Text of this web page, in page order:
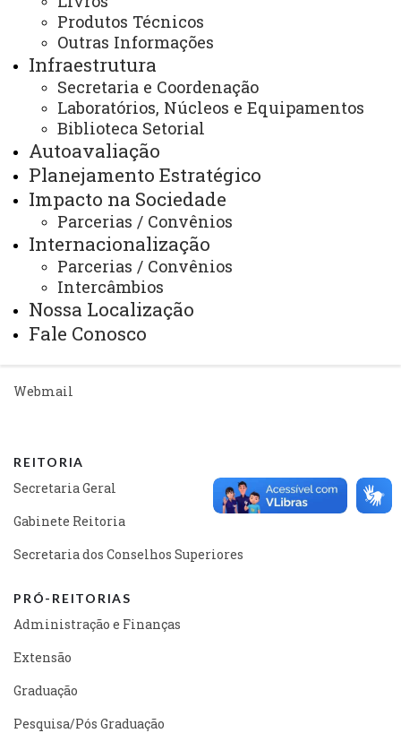
Produtos Técnicos
Outras Informações
Infraestrutura
Secretaria e Coordenação
Laboratórios, Núcleos e Equipamentos
Biblioteca Setorial
Autoavaliação
Planejamento Estratégico
Impacto na Sociedade
Parcerias / Convênios
Internacionalização
Parcerias / Convênios
Intercâmbios
Nossa Localização
Fale Conosco
ACESSE
Acesso Restrito (Editores do Portal)
Arquivo Virtual
Bibliotecas
Identidade Visual
Mapa do Site
Ouvidoria
Portal Office 365
Sistemas
Webmail
REITORIA
Secretaria Geral
Gabinete Reitoria
Secretaria dos Conselhos Superiores
PRÓ-REITORIAS
Administração e Finanças
Extensão
Graduação
Pesquisa/Pós Graduação